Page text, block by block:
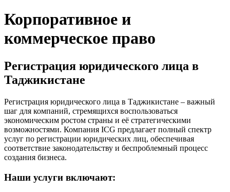
Корпоративное и
коммерческое право
Регистрация юридического лица в
Таджикистане
Регистрация юридического лица в Таджикистане – важный
шаг для компаний, стремящихся воспользоваться
экономическим ростом страны и её стратегическими
возможностями. Компания ICG предлагает полный спектр
услуг по регистрации юридических лиц, обеспечивая
соответствие законодательству и беспроблемный процесс
создания бизнеса.
Наши услуги включают: